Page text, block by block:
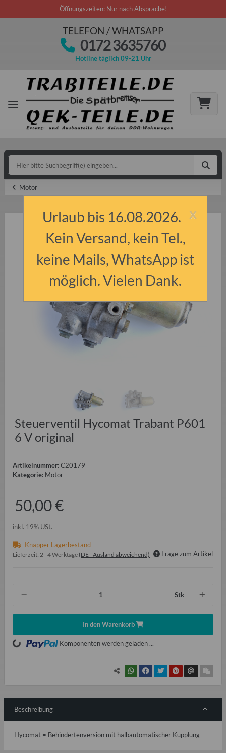
Öffnungszeiten: Nur nach Absprache!
TELEFON / WHATSAPP
0172 3635760
Hotline täglich 09-21 Uhr
Motor
Steuerventil Hycomat Trabant P601
6 V original
Artikelnummer:C20179
Kategorie: Motor
50,00 €
inkl. 19% USt.
Knapper Lagerbestand
Lieferzeit: 2 - 4 Werktage (DE - Ausland abweichend) Frage zum Artikel
Stk
In den Warenkorb
Loading... Komponenten werden geladen ...
Beschreibung
Hycomat = Behindertenversion mit halbautomatischer Kupplung
x
Urlaub bis 16.08.2026.
Kein Versand, kein Tel.,
keine Mails, WhatsApp ist
möglich. Vielen Dank.